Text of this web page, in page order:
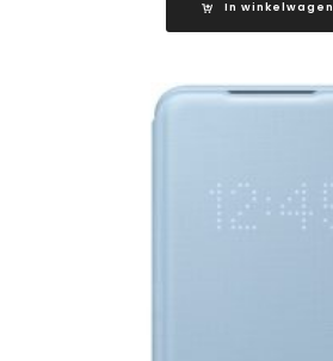
In winkelwagen